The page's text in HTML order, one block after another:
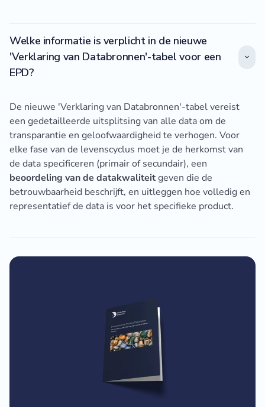
Welke informatie is verplicht in de nieuwe
'Verklaring van Databronnen'-tabel voor een
EPD?
De nieuwe 'Verklaring van Databronnen'-tabel vereist
een gedetailleerde uitsplitsing van alle data om de
transparantie en geloofwaardigheid te verhogen. Voor
elke fase van de levenscyclus moet je de herkomst van
de data specificeren (primair of secundair), een
beoordeling van de datakwaliteitgeven die de
betrouwbaarheid beschrijft, en uitleggen hoe volledig en
representatief de data is voor het specifieke product.